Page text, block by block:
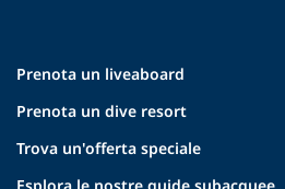
Prenota un liveaboard
Prenota un dive resort
Trova un'offerta speciale